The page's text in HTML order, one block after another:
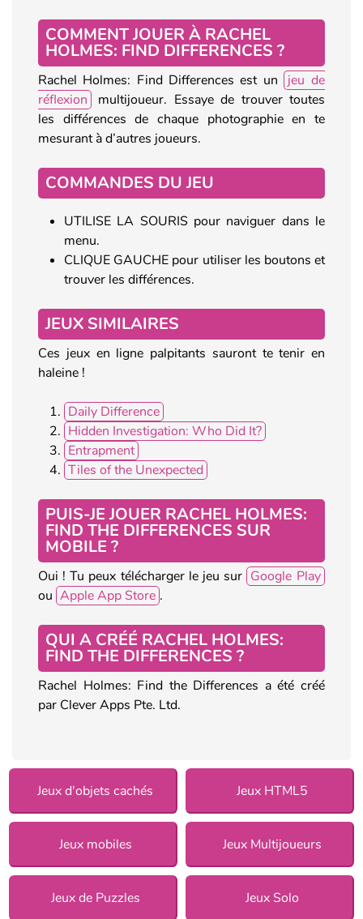
COMMENT JOUER À RACHEL
HOLMES: FIND DIFFERENCES ?
Rachel Holmes: Find Differences est un
jeu de
réflexion
multijoueur. Essaye de trouver toutes
les différences de chaque photographie en te
mesurant à d’autres joueurs.
COMMANDES DU JEU
UTILISE LA SOURIS pour naviguer dans le
menu.
CLIQUE GAUCHE pour utiliser les boutons et
trouver les différences.
JEUX SIMILAIRES
Ces jeux en ligne palpitants sauront te tenir en
haleine !
Daily Difference
Hidden Investigation: Who Did It?
Entrapment
Tiles of the Unexpected
PUIS-JE JOUER RACHEL HOLMES:
FIND THE DIFFERENCES SUR
MOBILE ?
Oui ! Tu peux télécharger le jeu sur Google Play
ou Apple App Store .
QUI A CRÉÉ RACHEL HOLMES:
FIND THE DIFFERENCES ?
Rachel Holmes: Find the Differences a été créé
par Clever Apps Pte. Ltd.
Jeux d'objets cachés Jeux HTML5
Jeux mobiles Jeux Multijoueurs
Jeux de Puzzles Jeux Solo